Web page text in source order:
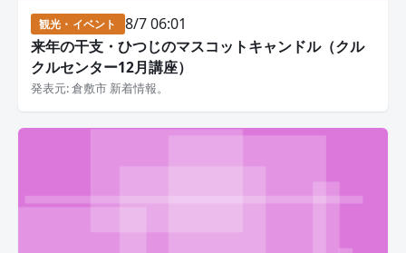
観光・イベント
8/7 06:01
来年の干支・ひつじのマスコットキャンドル（クル
クルセンター12月講座）
発表元: 倉敷市 新着情報。